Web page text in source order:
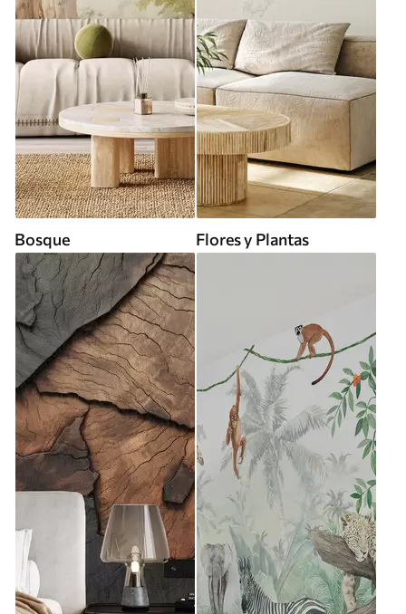
Bosque Flores y Plantas